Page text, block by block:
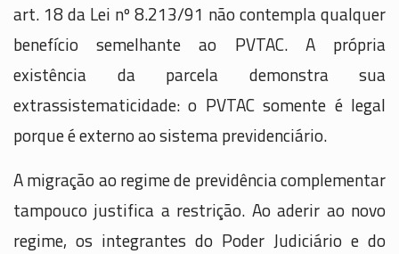
art. 18 da Lei nº 8.213/91 não contempla qualquer
benefício semelhante ao PVTAC. A própria
existência da parcela demonstra sua
extrassistematicidade: o PVTAC somente é legal
porque é externo ao sistema previdenciário.
A migração ao regime de previdência complementar
tampouco justifica a restrição. Ao aderir ao novo
regime, os integrantes do Poder Judiciário e do